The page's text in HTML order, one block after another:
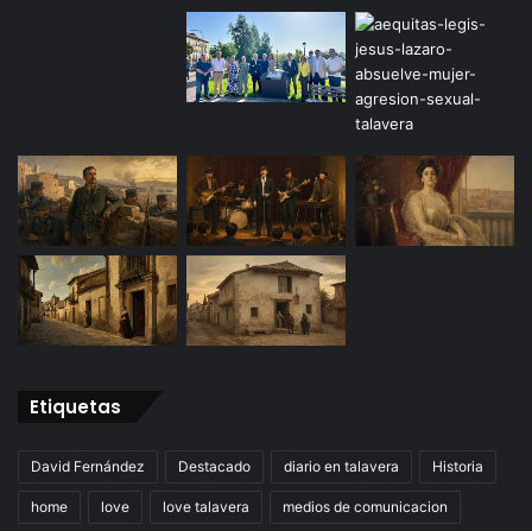
Etiquetas
David Fernández Destacado diario en talavera Historia
home love love talavera medios de comunicacion